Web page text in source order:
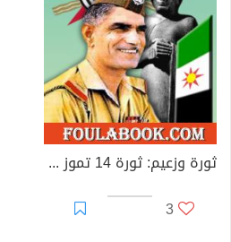
ثورة وزعيم: ثورة 14 تموز 1958 العراقية وعبدالكريم قاسم
3